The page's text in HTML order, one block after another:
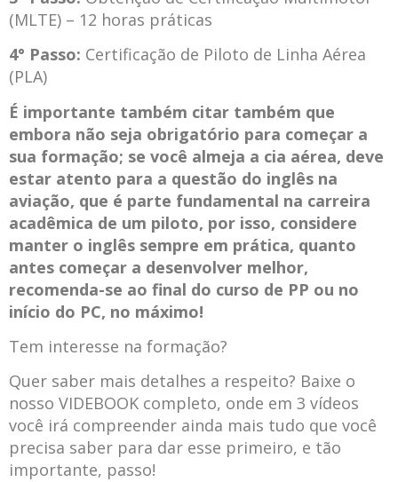
(MLTE) – 12 horas práticas
4° Passo: Certificação de Piloto de Linha Aérea
(PLA)
É importante também citar também que
embora não seja obrigatório para começar a
sua formação; se você almeja a cia aérea, deve
estar atento para a questão do inglês na
aviação, que é parte fundamental na carreira
acadêmica de um piloto, por isso, considere
manter o inglês sempre em prática, quanto
antes começar a desenvolver melhor,
recomenda-se ao final do curso de PP ou no
início do PC, no máximo!
Tem interesse na formação?
Quer saber mais detalhes a respeito? Baixe o
nosso VIDEBOOK completo, onde em 3 vídeos
você irá compreender ainda mais tudo que você
precisa saber para dar esse primeiro, e tão
importante, passo!